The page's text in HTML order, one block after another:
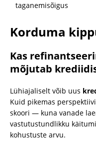
taganemisõigus
Korduma
Kas
mõjutab
Lühiajaliselt võib uus
Kuid pikemas
skoori — kuna vanade
vastutustundlikku
kohustuste arvu.